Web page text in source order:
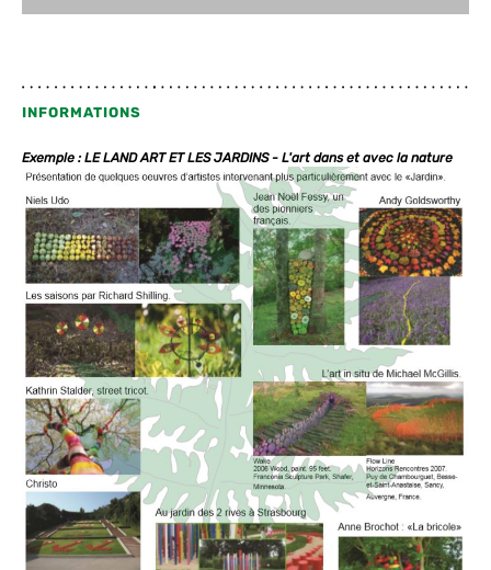
INFORMATIONS
Exemple : LE LAND ART ET LES JARDINS - L'art dans et avec la nature